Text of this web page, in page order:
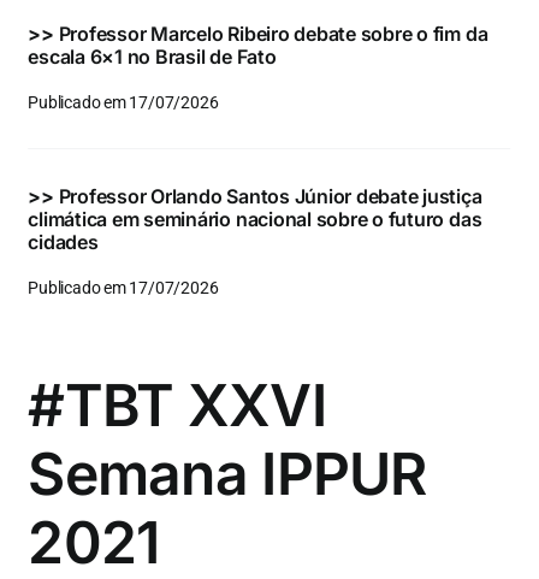
>> Professor Marcelo Ribeiro debate sobre o fim da
escala 6×1 no Brasil de Fato
Publicado em 17/07/2026
>> Professor Orlando Santos Júnior debate justiça
climática em seminário nacional sobre o futuro das
cidades
Publicado em 17/07/2026
#TBT XXVI
Semana IPPUR
2021